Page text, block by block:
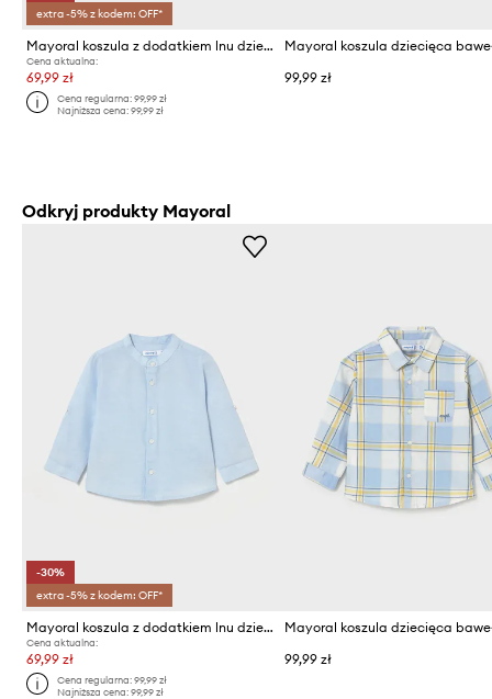
extra -5% z kodem: OFF*
Mayoral koszula z dodatkiem lnu dziecięca
Cena aktualna:
69,99 zł
Cena regularna:99,99 zł
Najniższa cena:99,99 zł
99,99 zł
Odkryj produkty Mayoral
-30%
extra -5% z kodem: OFF*
Mayoral koszula z dodatkiem lnu dziecięca
Cena aktualna:
69,99 zł
Cena regularna:99,99 zł
Najniższa cena:99,99 zł
99,99 zł